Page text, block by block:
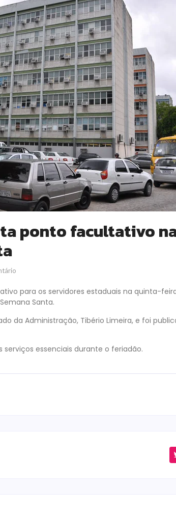
ponto facultativo
para os servidores estaduais na quinta-
Santa.
da Administração, Tibério Limeira, e foi
essenciais durante o feriadão.